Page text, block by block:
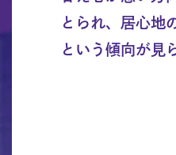
とられ、居心地
という傾向が見